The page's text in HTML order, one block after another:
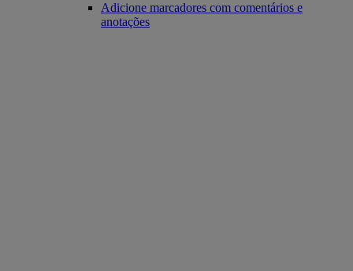
Adicione marcadores com comentários e
anotações